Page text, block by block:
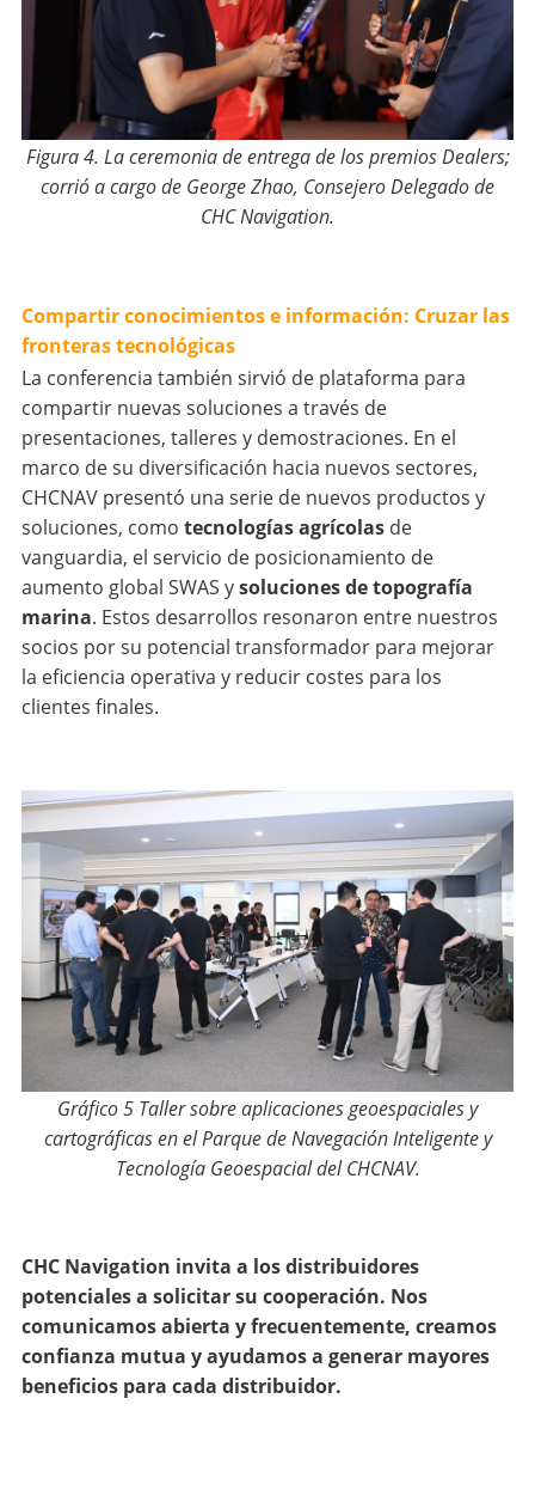
Figura 4. La ceremonia de entrega de los premios Dealers;
corrió a cargo de George Zhao, Consejero Delegado de
CHC Navigation.
Compartir conocimientos e información: Cruzar las
fronteras tecnológicas
La conferencia también sirvió de plataforma para
compartir nuevas soluciones a través de
presentaciones, talleres y demostraciones. En el
marco de su diversificación hacia nuevos sectores,
CHCNAV presentó una serie de nuevos productos y
soluciones, comotecnologías agrícolas de
vanguardia, el servicio de posicionamiento de
aumento global SWAS ysoluciones de topografía
marina. Estos desarrollos resonaron entre nuestros
socios por su potencial transformador para mejorar
la eficiencia operativa y reducir costes para los
clientes finales.
Gráfico 5 Taller sobre aplicaciones geoespaciales y
cartográficas en el Parque de Navegación Inteligente y
Tecnología Geoespacial del CHCNAV.
CHC Navigation invita a los distribuidores
potenciales a solicitar su cooperación. Nos
comunicamos abierta y frecuentemente, creamos
confianza mutua y ayudamos a generar mayores
beneficios para cada distribuidor.